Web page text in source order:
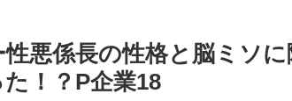
悪係長の性格と脳ミソ
！？P企業18